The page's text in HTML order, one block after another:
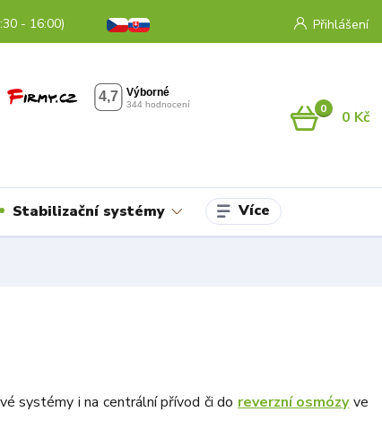
Přihlášení
- 16:00)
0 0 Kč
Stabilizační systémy Více
systémy i na centrální přívod či do reverzní osmózyve